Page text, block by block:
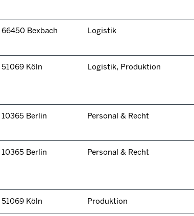
66450 Bexbach Logistik
51069 Köln Logistik, Produktion
10365 Berlin Personal & Recht
10365 Berlin Personal & Recht
51069 Köln Produktion